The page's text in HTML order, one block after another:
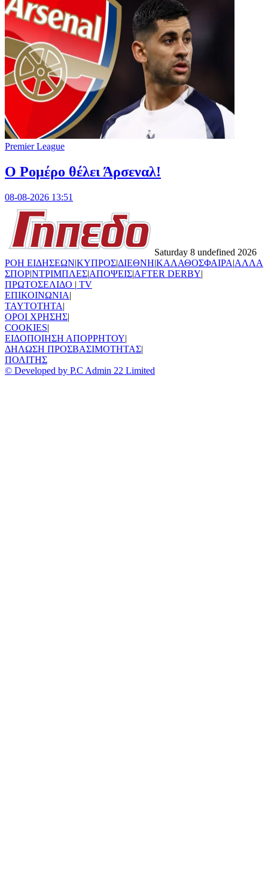
Premier League
Ο Ρομέρο θέλει Άρσεναλ!
08-08-2026 13:51
Saturday 8 undefined 2026
ΡΟΗ ΕΙΔΗΣΕΩΝ|ΚΥΠΡΟΣ|ΔΙΕΘΝΗ|ΚΑΛΑΘΟΣΦΑΙΡΑ|ΑΛΛΑ
ΣΠΟΡ|ΝΤΡΙΜΠΛΕΣ|ΑΠΟΨΕΙΣ|AFTER DERBY|
ΠΡΩΤΟΣΕΛΙΔΟ | TV
ΕΠΙΚΟΙΝΩΝΙΑ|
TAYTOTHTA|
ΟΡΟΙ ΧΡΗΣΗΣ|
COOKIES|
ΕΙΔΟΠΟΙΗΣΗ ΑΠΟΡΡΗΤΟΥ|
ΔΗΛΩΣΗ ΠΡΟΣΒΑΣΙΜΟΤΗΤΑΣ|
ΠΟΛΙΤΗΣ
© Developed by P.C Admin 22 Limited